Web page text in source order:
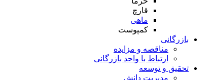
قارچ
ماهی
کمپوست
بازرگانی
مناقصه و مزایده
ارتباط با واحد بازرگانی
تحقیق و توسعه
مدیریت دانش